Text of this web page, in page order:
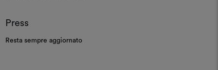
Press
Resta sempre aggiornato